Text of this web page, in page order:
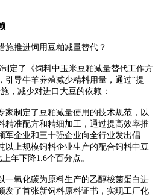
施推进饲用豆粕减量替代？
定了《饲料中玉米豆粕减量替代工作方
引导牛羊养殖减少精料用量，通过“提
，减少对进口大豆的依赖：
制定了豆粕减量使用的技术规范，以
精准配方和精细加工，通过提高效率推
军企业和三十强企业向全行业发出倡
以上规模饲料企业生产的配合饲料中豆
年下降1.6个百分点。
氧化碳为原料生产的乙醇梭菌蛋白进
发了首张新饲料原料证书，实现工厂化